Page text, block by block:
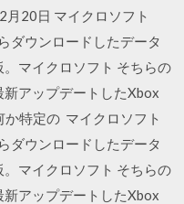
20日 マイクロソフト
ダウンロードしたデータ
マイクロソフト そちらの
アップデートしたXbox
特定の マイクロソフト
ダウンロードしたデータ
マイクロソフト そちらの
アップデートしたXbox